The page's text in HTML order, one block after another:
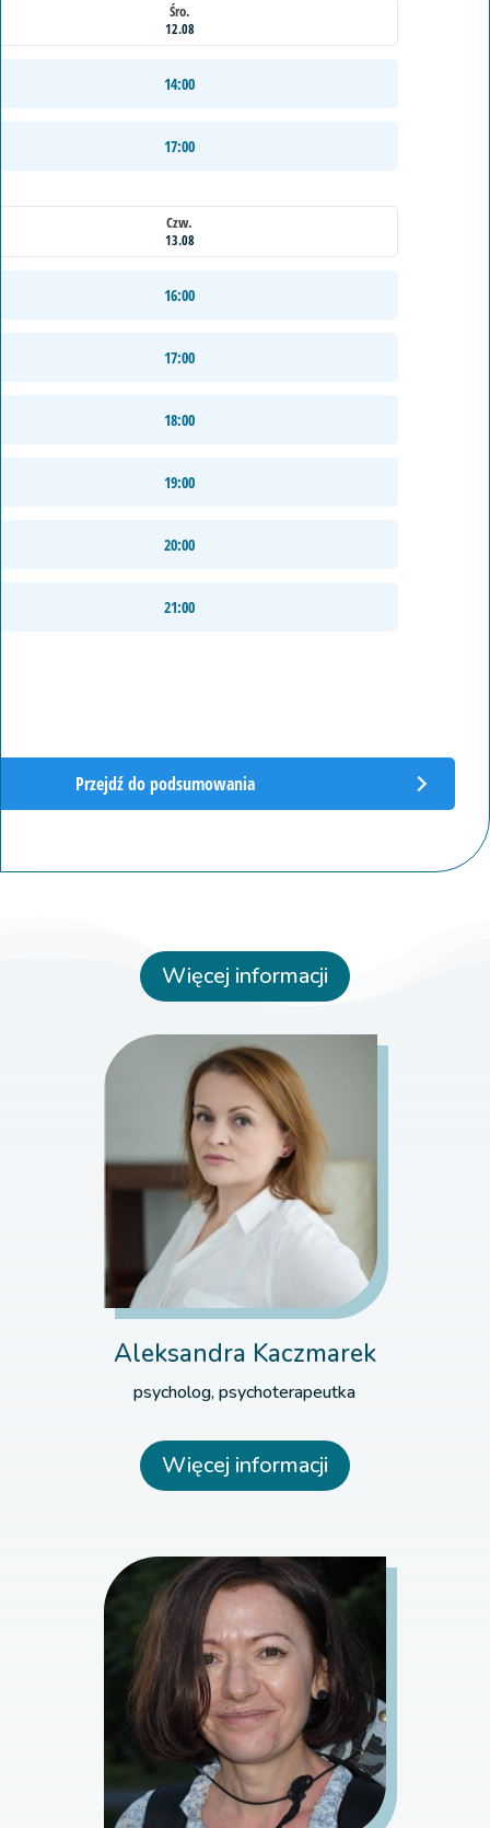
Śro.
12.08
14:00
17:00
Czw.
13.08
16:00
17:00
18:00
19:00
20:00
21:00
Przejdź do podsumowania
Więcej informacji
Aleksandra Kaczmarek
psycholog, psychoterapeutka
Więcej informacji